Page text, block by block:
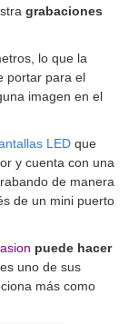
grabaciones
lo que la
portar para el
imagen en el
LED que
y cuenta con una
de manera
de un mini puerto
puede hacer
uno de sus
más como